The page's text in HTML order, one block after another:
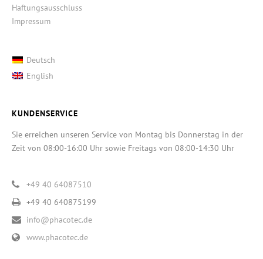
Haftungsausschluss
Impressum
Deutsch
English
KUNDENSERVICE
Sie erreichen unseren Service von Montag bis Donnerstag in der
Zeit von 08:00-16:00 Uhr sowie Freitags von 08:00-14:30 Uhr
+49 40 64087510
+49 40 640875199
info@phacotec.de
www.phacotec.de